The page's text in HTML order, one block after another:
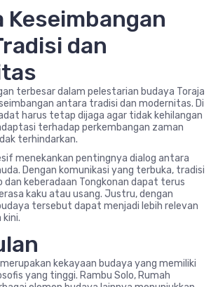
Keseimbangan
dan
terbesar dalam pelestarian budaya Toraja
antara tradisi dan modernitas. Di
harus tetap dijaga agar tidak kehilangan
terhadap perkembangan zaman
terhindarkan.
menekankan pentingnya dialog antara
Dengan komunikasi yang terbuka, tradisi
dan keberadaan Tongkonan dapat terus
kaku atau usang. Justru, dengan
tersebut dapat menjadi lebih relevan
kini.
kekayaan budaya yang memiliki
yang tinggi. Rambu Solo, Rumah